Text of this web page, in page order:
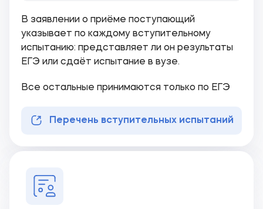
В заявлении о приёме поступающий
указывает по каждому вступительному
испытанию: представляет ли он результаты
ЕГЭ или сдаёт испытание в вузе.
Все остальные принимаются только по ЕГЭ
Перечень вступительных испытаний